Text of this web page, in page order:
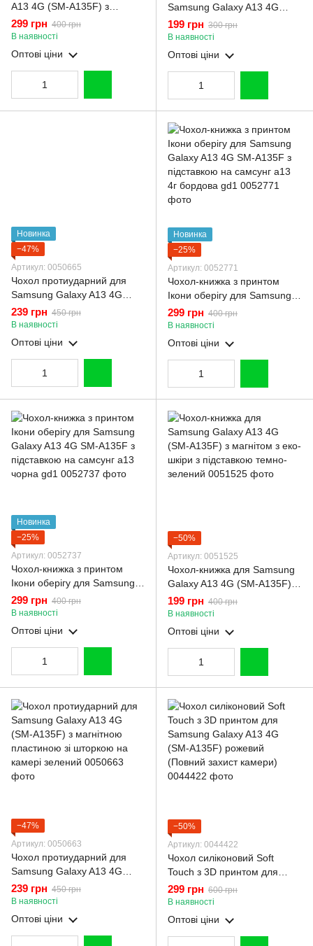
A13 4G (SM-A135F) з
принтом золоті метелики
глянцевий із захистом
камери із золотою
окантовкою
299 грн 400 грн
В наявності
Оптові ціни
Samsung Galaxy A13 4G
(SM-A135F) карбоновий
протиударний з високими
бортами чорний
199 грн 300 грн
В наявності
Оптові ціни
Новинка
−47%
Артикул: 0050665
Чохол протиударний для
Samsung Galaxy A13 4G
(SM-A135F) з магнітною
пластиною зі шторкою на
камері синій
239 грн 450 грн
В наявності
Оптові ціни
Новинка
−25%
Артикул: 0052771
Чохол-книжка з принтом
Ікони оберігу для Samsung
Galaxy A13 4G SM-A135F з
підставкою на самсунг а13
4г бордова gd1
299 грн 400 грн
В наявності
Оптові ціни
Новинка
−25%
Артикул: 0052737
Чохол-книжка з принтом
Ікони оберігу для Samsung
Galaxy A13 4G SM-A135F з
підставкою на самсунг а13
чорна gd1
299 грн 400 грн
В наявності
Оптові ціни
−50%
Артикул: 0051525
Чохол-книжка для Samsung
Galaxy A13 4G (SM-A135F) з
магнітом з еко-шкіри з
підставкою темно-зелений
199 грн 400 грн
В наявності
Оптові ціни
−47%
Артикул: 0050663
Чохол протиударний для
Samsung Galaxy A13 4G
(SM-A135F) з магнітною
пластиною зі шторкою на
камері зелений
239 грн 450 грн
В наявності
Оптові ціни
−50%
Артикул: 0044422
Чохол силіконовий Soft
Touch з 3D принтом для
Samsung Galaxy A13 4G
(SM-A135F) рожевий
(Повний захист камери)
299 грн 600 грн
В наявності
Оптові ціни